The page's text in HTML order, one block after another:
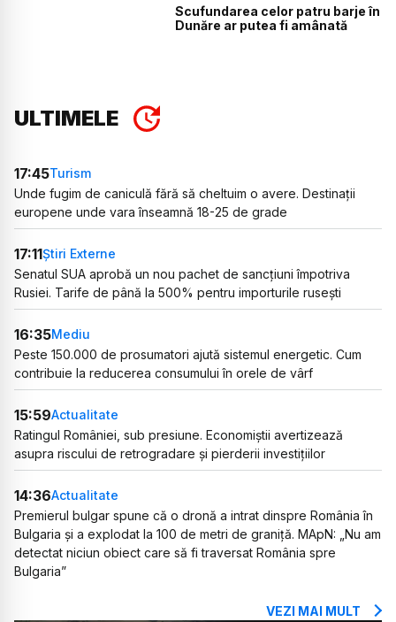
Scufundarea celor patru barje în
Dunăre ar putea fi amânată
ULTIMELE
17:45Turism
Unde fugim de caniculă fără să cheltuim o avere. Destinații
europene unde vara înseamnă 18-25 de grade
17:11Știri Externe
Senatul SUA aprobă un nou pachet de sancțiuni împotriva
Rusiei. Tarife de până la 500% pentru importurile rusești
16:35Mediu
Peste 150.000 de prosumatori ajută sistemul energetic. Cum
contribuie la reducerea consumului în orele de vârf
15:59Actualitate
Ratingul României, sub presiune. Economiștii avertizează
asupra riscului de retrogradare și pierderii investițiilor
14:36Actualitate
Premierul bulgar spune că o dronă a intrat dinspre România în
Bulgaria și a explodat la 100 de metri de graniță. MApN: „Nu am
detectat niciun obiect care să fi traversat România spre
Bulgaria”
VEZI MAI MULT